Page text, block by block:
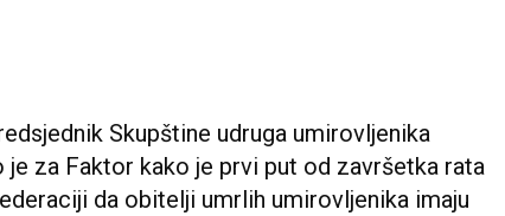
Skupštine udruga umirovljenika
je za Faktor kako je prvi put od završetka rata
da obitelji umrlih umirovljenika imaju